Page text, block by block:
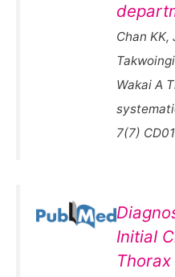
Chan KK,
Wakai A
7(7)
InitiaI